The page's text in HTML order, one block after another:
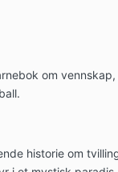
om
historie om